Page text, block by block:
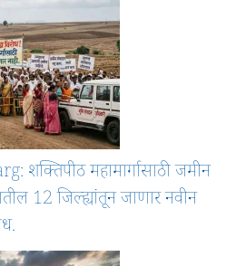
महामार्गासाठी जमीन
12 जिल्ह्यांतून जाणार नवीन